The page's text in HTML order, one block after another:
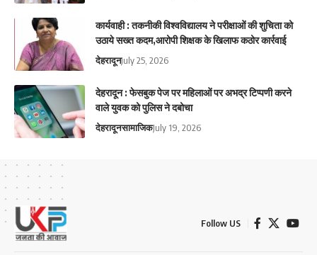
कार्यवाही : तकनीकी विश्वविद्यालय ने परीक्षाओं की शुचिता को
उठाये सख्त कदम,आरोपी शिक्षक के खिलाफ कठोर कार्रवाई
देहरादूनJuly 25, 2026
देहरादून : फेसबुक पेज पर महिलाओं पर अभद्र टिप्पणी करने
वाले युवक को पुलिस ने दबोचा
देहरादूनसामाजिकJuly 19, 2026
Follow US